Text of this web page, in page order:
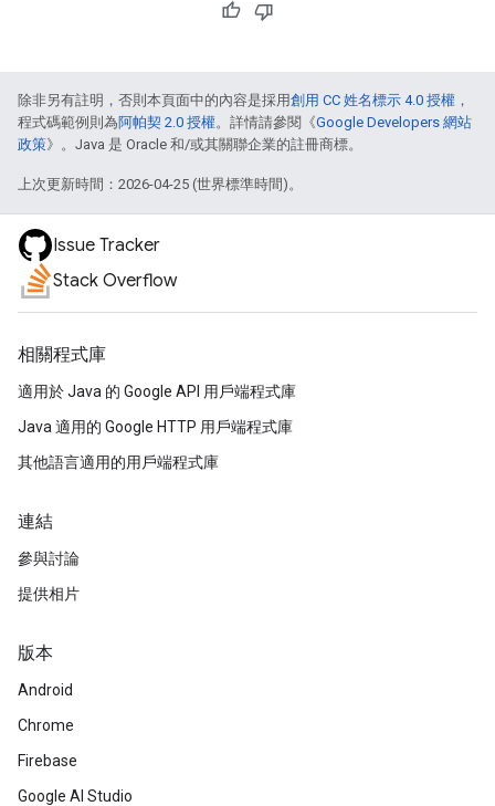
除非另有註明，否則本頁面中的內容是採用創用 CC 姓名標示 4.0 授權 ，
程式碼範例則為阿帕契 2.0 授權。詳情請參閱《Google Developers 網站
政策》。Java 是 Oracle 和/或其關聯企業的註冊商標。
上次更新時間：2026-04-25 (世界標準時間)。
Issue Tracker
Stack Overflow
相關程式庫
適用於 Java 的 Google API 用戶端程式庫
Java 適用的 Google HTTP 用戶端程式庫
其他語言適用的用戶端程式庫
連結
參與討論
提供相片
版本
Android
Chrome
Firebase
Google AI Studio